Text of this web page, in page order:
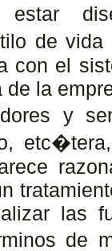
estar
de
con el
de la
y
las
de